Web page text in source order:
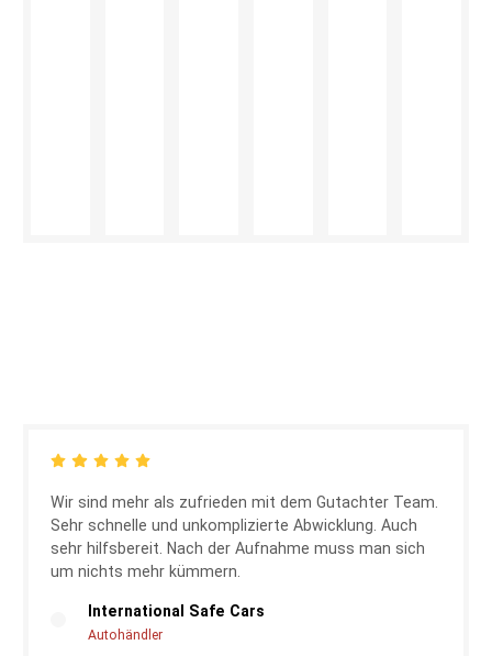
Wir sind mehr als zufrieden mit dem Gutachter Team.
Sehr schnelle und unkomplizierte Abwicklung. Auch
sehr hilfsbereit. Nach der Aufnahme muss man sich
um nichts mehr kümmern.
International Safe Cars
Autohändler